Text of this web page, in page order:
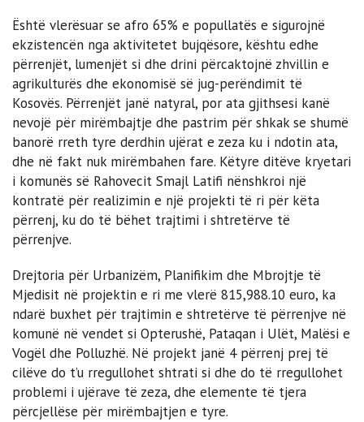
Është vlerësuar se afro 65% e popullatës e sigurojnë
ekzistencën nga aktivitetet bujqësore, kështu edhe
përrenjët, lumenjët si dhe drini përcaktojnë zhvillin e
agrikulturës dhe ekonomisë së jug-perëndimit të
Kosovës. Përrenjët janë natyral, por ata gjithsesi kanë
nevojë për mirëmbajtje dhe pastrim për shkak se shumë
banorë rreth tyre derdhin ujërat e zeza ku i ndotin ata,
dhe në fakt nuk mirëmbahen fare. Këtyre ditëve kryetari
i komunës së Rahovecit Smajl Latifi nënshkroi një
kontratë për realizimin e një projekti të ri për këta
përrenj, ku do të bëhet trajtimi i shtretërve të
përrenjve.
Drejtoria për Urbanizëm, Planifikim dhe Mbrojtje të
Mjedisit në projektin e ri me vlerë 815,988.10 euro, ka
ndarë buxhet për trajtimin e shtretërve të përrenjve në
komunë në vendet si Opterushë, Pataqan i Ulët, Malësi e
Vogël dhe Polluzhë. Në projekt janë 4 përrenj prej të
cilëve do t’u rregullohet shtrati si dhe do të rregullohet
problemi i ujërave të zeza, dhe elemente të tjera
përcjellëse për mirëmbajtjen e tyre.